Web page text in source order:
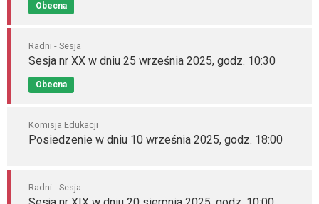
Obecna
Radni - Sesja
Sesja nr XX w dniu 25 września 2025, godz. 10:30
Obecna
Komisja Edukacji
Posiedzenie w dniu 10 września 2025, godz. 18:00
Radni - Sesja